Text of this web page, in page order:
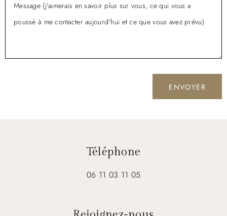
Téléphone
06 11 03 11 05